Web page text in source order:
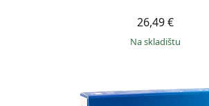
26,49 €
na skladištu